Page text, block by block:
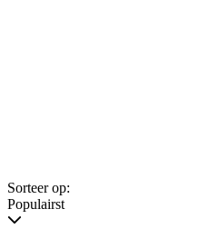
Sorteer op:
Populairst